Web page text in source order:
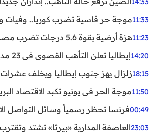
14:33
11:33موجة حر قاسية تضرب كوريا.. وفيات
11:23هزة أرضية بقوة 5.6 درجات تضرب مصر
14:20إيطاليا تعلن التأهب القصوى في 23 مدينة بسبب موجة حر شديدة
18:15زلزال يهز جنوب إيطاليا ويخلف
11:50موجة الحر في يونيو تكبد الاقتصاد البريطاني
00:49فرنسا تحظر رسمياً وسائل التواصل
23:03العاصفة المدارية «بيرثا» تشتد